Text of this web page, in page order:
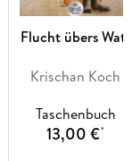
Flucht übers Watt
Krischan Koch
Taschenbuch
13,00 €*